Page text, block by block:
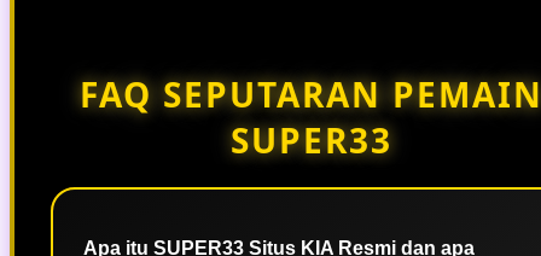
FAQ SEPUTARAN
SUPER33
Apa itu SUPER33 Situs KIA Resmi dan apa